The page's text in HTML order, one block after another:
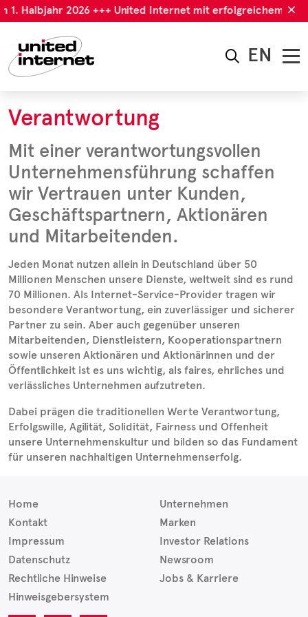
Halbjahr 2026 +++ United Internet mit erfolgreichem 1.
EN
Verantwortung
Mit einer verantwortungsvollen
Unternehmensführung schaffen
wir Vertrauen unter Kunden,
Geschäftspartnern, Aktionären
und Mitarbeitenden.
Jeden Monat nutzen allein in Deutschland über 50
Millionen Menschen unsere Dienste, weltweit sind es rund
70 Millionen. Als Internet-Service-Provider tragen wir
besondere Verantwortung, ein zuverlässiger und sicherer
Partner zu sein. Aber auch gegenüber unseren
Mitarbeitenden, Dienstleistern, Kooperationspartnern
sowie unseren Aktionären und Aktionärinnen und der
Öffentlichkeit ist es uns wichtig, als faires, ehrliches und
verlässliches Unternehmen aufzutreten.
Dabei prägen die traditionellen Werte Verantwortung,
Erfolgswille, Agilität, Solidität, Fairness und Offenheit
unsere Unternehmenskultur und bilden so das Fundament
für unseren nachhaltigen Unternehmenserfolg.
Home
Kontakt
Impressum
Datenschutz
Rechtliche Hinweise
Hinweisgebersystem
Unternehmen
Marken
Investor Relations
Newsroom
Jobs & Karriere